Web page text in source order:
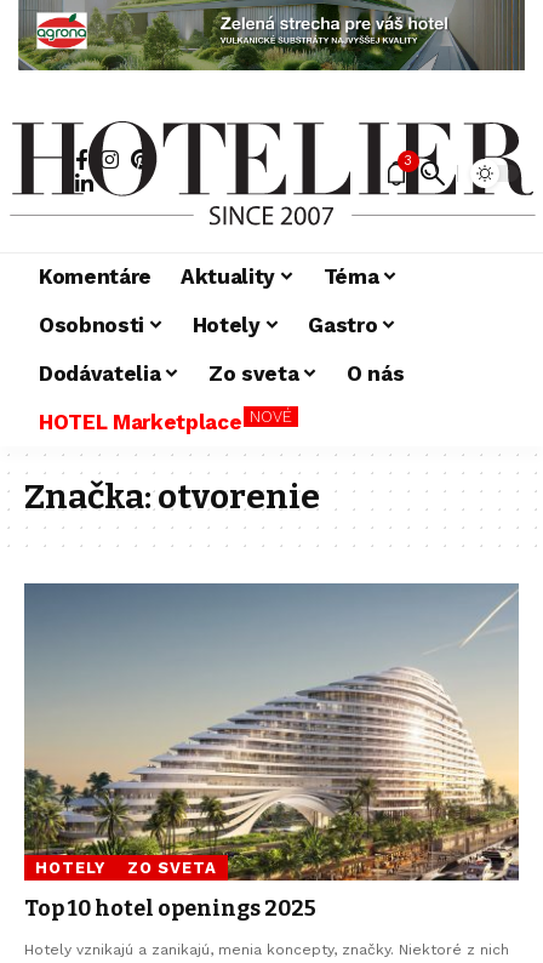
3
Komentáre Aktuality
Téma
Osobnosti
Hotely
Gastro
Dodávatelia
Zo sveta
O nás
HOTEL Marketplace NOVÉ
Značka:otvorenie
HOTELY ZO SVETA
Top 10 hotel openings 2025
Hotely vznikajú a zanikajú, menia koncepty, značky. Niektoré z nich